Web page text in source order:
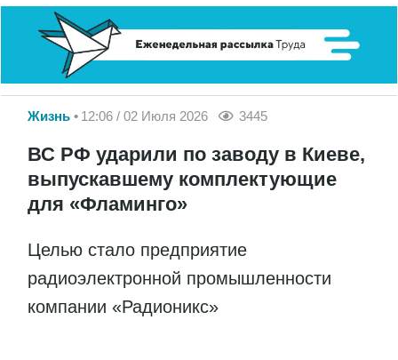
Жизнь 12:06 / 02 Июля 2026 3445
ВС РФ ударили по заводу в Киеве,
выпускавшему комплектующие
для «Фламинго»
Целью стало предприятие
радиоэлектронной промышленности
компании «Радионикс»